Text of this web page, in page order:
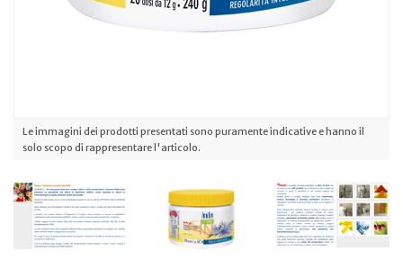
Le immagini dei prodotti presentati sono puramente indicative e hanno il
solo scopo di rappresentare l'articolo.